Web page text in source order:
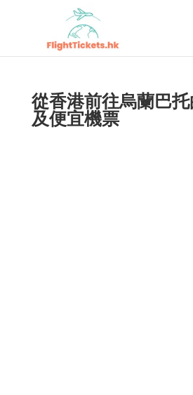
從香港前往烏蘭巴
及便宜機票